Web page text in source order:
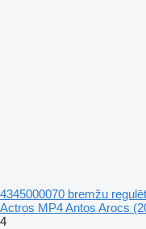
4345000070 bremžu
Actros MP4 Antos Arocs
4